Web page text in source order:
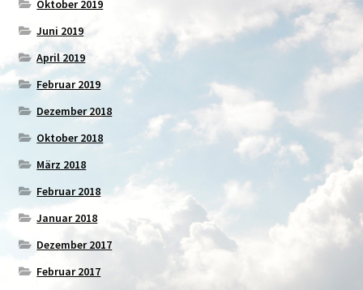
Oktober 2019
Juni 2019
April 2019
Februar 2019
Dezember 2018
Oktober 2018
März 2018
Februar 2018
Januar 2018
Dezember 2017
Februar 2017